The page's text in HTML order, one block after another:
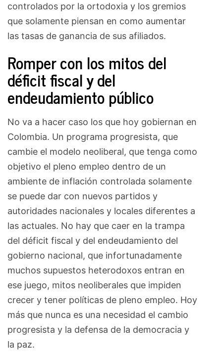
controlados por la ortodoxia y los gremios
que solamente piensan en como aumentar
las tasas de ganancia de sus afiliados.
Romper con los mitos del
déficit fiscal y del
endeudamiento público
No va a hacer caso los que hoy gobiernan en
Colombia. Un programa progresista, que
cambie el modelo neoliberal, que tenga como
objetivo el pleno empleo dentro de un
ambiente de inflación controlada solamente
se puede dar con nuevos partidos y
autoridades nacionales y locales diferentes a
las actuales. No hay que caer en la trampa
del déficit fiscal y del endeudamiento del
gobierno nacional, que infortunadamente
muchos supuestos heterodoxos entran en
ese juego, mitos neoliberales que impiden
crecer y tener políticas de pleno empleo. Hoy
más que nunca es una necesidad el cambio
progresista y la defensa de la democracia y
la paz.